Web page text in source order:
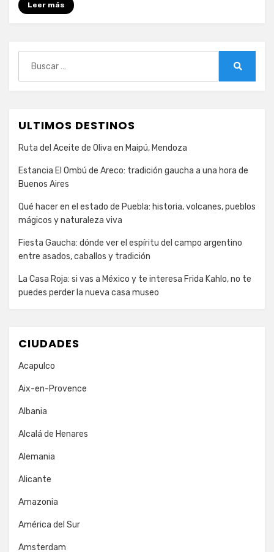
Leer más
ULTIMOS DESTINOS
Ruta del Aceite de Oliva en Maipú, Mendoza
Estancia El Ombú de Areco: tradición gaucha a una hora de
Buenos Aires
Qué hacer en el estado de Puebla: historia, volcanes, pueblos
mágicos y naturaleza viva
Fiesta Gaucha: dónde ver el espíritu del campo argentino
entre asados, caballos y tradición
La Casa Roja: si vas a México y te interesa Frida Kahlo, no te
puedes perder la nueva casa museo
CIUDADES
Acapulco
Aix-en-Provence
Albania
Alcalá de Henares
Alemania
Alicante
Amazonia
América del Sur
Amsterdam